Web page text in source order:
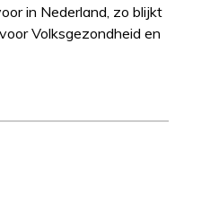
in Nederland, zo blijkt
Volksgezondheid en